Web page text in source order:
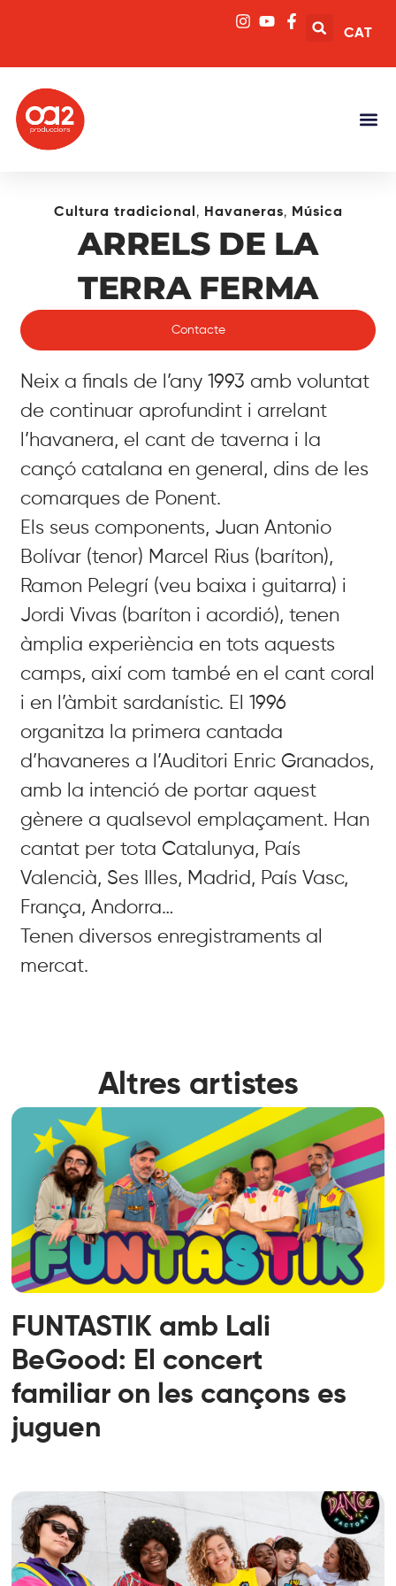
CAT
Cultura tradicional , Havaneras, Música
ARRELS DE LA
TERRA FERMA
Contacte
Neix a finals de l’any 1993 amb voluntat
de continuar aprofundint i arrelant
l’havanera, el cant de taverna i la
cançó catalana en general, dins de les
comarques de Ponent.
Els seus components, Juan Antonio
Bolívar (tenor) Marcel Rius (baríton),
Ramon Pelegrí (veu baixa i guitarra) i
Jordi Vivas (baríton i acordió), tenen
àmplia experiència en tots aquests
camps, així com també en el cant coral
i en l’àmbit sardanístic. El 1996
organitza la primera cantada
d’havaneres a l’Auditori Enric Granados,
amb la intenció de portar aquest
gènere a qualsevol emplaçament. Han
cantat per tota Catalunya, País
Valencià, Ses Illes, Madrid, País Vasc,
França, Andorra…
Tenen diversos enregistraments al
mercat.
Altres artistes
FUNTASTIK amb Lali
BeGood: El concert
familiar on les cançons es
juguen